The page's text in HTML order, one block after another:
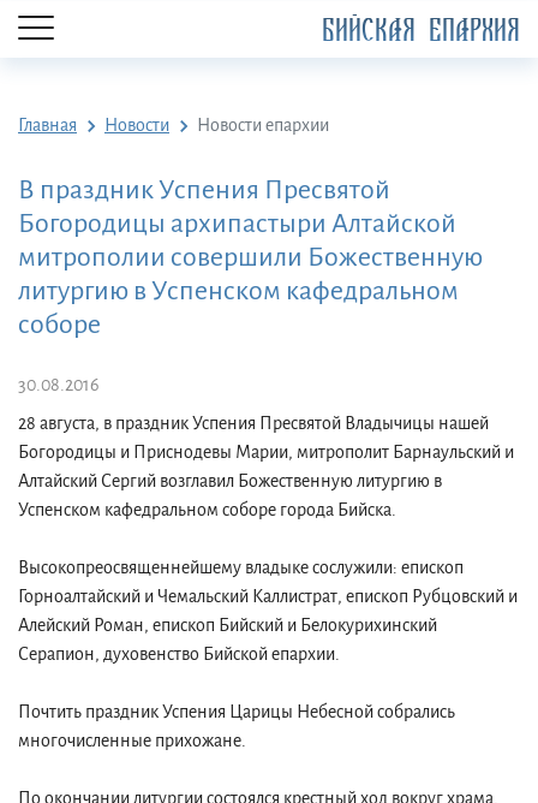
БИЙСКАЯ ЕПАРХИЯ
Главная Новости Новости епархии
В праздник Успения Пресвятой
Богородицы архипастыри Алтайской
митрополии совершили Божественную
литургию в Успенском кафедральном
соборе
30.08.2016
28 августа, в праздник Успения Пресвятой Владычицы нашей
Богородицы и Приснодевы Марии, митрополит Барнаульский и
Алтайский Сергий возглавил Божественную литургию в
Успенском кафедральном соборе города Бийска.
Высокопреосвященнейшему владыке сослужили: епископ
Горноалтайский и Чемальский Каллистрат, епископ Рубцовский и
Алейский Роман, епископ Бийский и Белокурихинский
Серапион, духовенство Бийской епархии.
Почтить праздник Успения Царицы Небесной собрались
многочисленные прихожане.
По окончании литургии состоялся крестный ход вокруг храма.